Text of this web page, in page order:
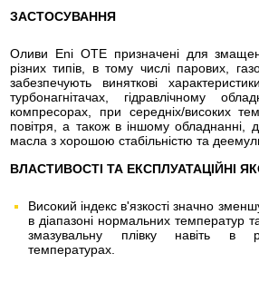
ЗАСТОСУВАННЯ
Оливи Eni OTE призначені для
різних типів, в тому числі парових,
забезпечують виняткові
турбонагнітачах, гідравлічному
компресорах, при середніх/високих
повітря, а також в іншому обладнанні,
масла з хорошою стабільністю та
ВЛАСТИВОСТІ ТА ЕКСПЛУАТАЦІЙНІ
Високий індекс в'язкості значно
в діапазоні нормальних температур
змазувальну плівку навіть в
температурах.